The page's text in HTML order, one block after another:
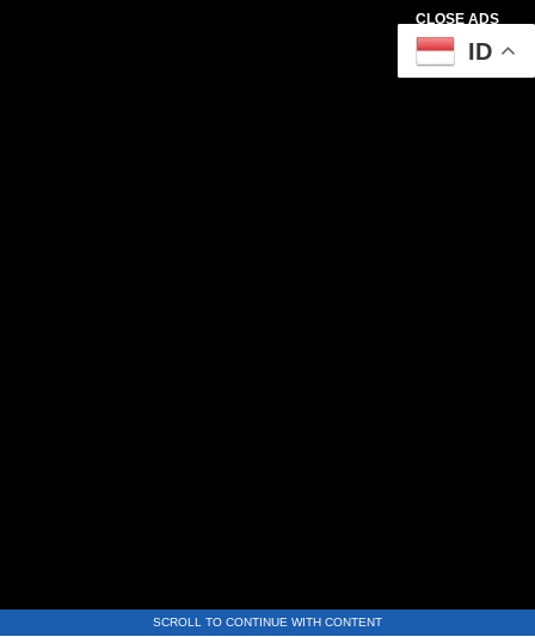
CLOSE ADS
SCROLL TO CONTINUE WITH CONTENT
ID